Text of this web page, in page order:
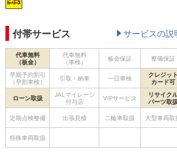
付帯サービス サービスの説
代車無料
（板金）
代車無料
（車検）
板金保証 整備保証
早期予約割引
（早割車検）
引取・納車 一日車検
クレジット
カード可
ローン取扱
JALマイレージ
付与店
VIPサービス
リサイク
パーツ取扱
定期点検整備 出張見積 二輪車取扱 大型車両取
特殊車両取扱